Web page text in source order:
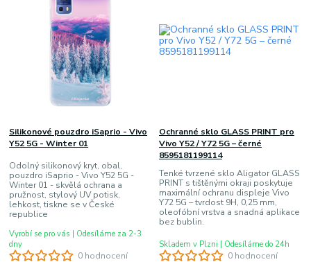
0 hodnocení
Silikonové pouzdro iSaprio - Vivo
Y52 5G - Winter 01
Odolný silikonový kryt, obal,
pouzdro iSaprio - Vivo Y52 5G -
Winter 01 - skvělá ochrana a
pružnost, stylový UV potisk,
lehkost, tiskne se v České
republice
Vyrobí se pro vás | Odesíláme za 2-3
dny
0 hodnocení
Ochranné sklo GLASS PRINT pro
Vivo Y52 / Y72 5G – černé
8595181199114
Tenké tvrzené sklo Aligator GLASS
PRINT s tištěnými okraji poskytuje
maximální ochranu displeje Vivo
Y72 5G – tvrdost 9H, 0,25 mm,
oleofóbní vrstva a snadná aplikace
bez bublin.
Skladem v Plzni | Odesíláme do 24h